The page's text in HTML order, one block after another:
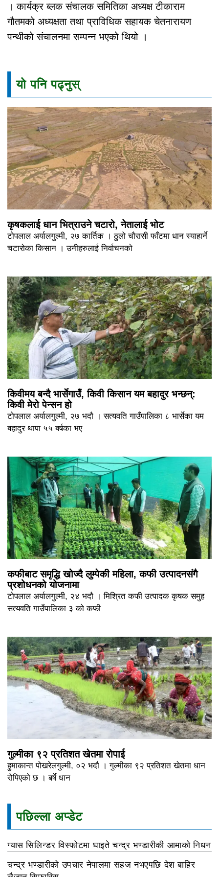
। कार्यक्र ब्लक संचालक समितिका अध्यक्ष टीकाराम
गौतमको अध्यक्षता तथा प्राविधिक सहायक चेतनारायण
पन्थीको संचालनमा सम्पन्न भएको थियो ।
यो पनि पढ्नुस्
कृषकलाई धान भित्राउने चटारो, नेतालाई भोट
टोपलाल अर्यालगुल्मी, २७ कार्तिक । ठुलो चौरासी फाँटमा धान स्याहार्ने
चटारोका किसान । उनीहरुलाई निर्वाचनको
किवीमय बन्दै भार्सेगाउँ, किवी किसान यम बहादुर भन्छन्:
किवी मेरो पेन्सन हो
टोपलाल अर्यालगुल्मी, २७ भदौ । सत्यवति गाउँपालिका ८ भार्सेका यम
बहादुर थापा ५५ बर्षका भए
कफीबाट समृद्धि खोज्दै लुम्पेकी महिला, कफी उत्पादनसंगै
प्रशोधनको योजनामा
टोपलाल अर्यालगुल्मी, २४ भदौ । मिश्रित कफी उत्पादक कृषक समुह
सत्यवति गाउँपालिका ३ को कफी
गुल्मीका ९२ प्रतिशत खेतमा रोपाई
हुमाकान्त पोखरेलगुल्मी, ०२ भदौ । गुल्मीका ९२ प्रतिशत खेतमा धान
रोपिएको छ । बर्षे धान
पछिल्ला अप्डेट
ग्यास सिलिन्डर विस्फोटमा घाइते चन्द्र भण्डारीकी आमाको निधन
चन्द्र भण्डारीको उपचार नेपालमा सहज नभएपछि देश बाहिर